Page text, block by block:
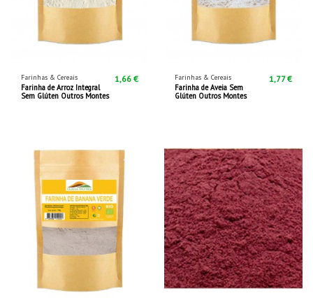
Farinhas & Cereais
Farinha de Arroz Integral
Sem Glúten Outros Montes
1,66 € Farinhas & Cereais
Farinha de Aveia Sem
Glúten Outros Montes
1,77 €